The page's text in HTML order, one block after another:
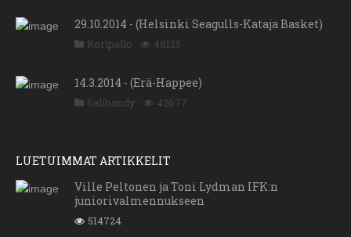
29.10.2014 - (Helsinki Seagulls-Kataja Basket)
Koripallo 48125
14.3.2014 - (Erä-Happee)
Salibandy 42677
LUETUIMMAT ARTIKKELIT
Ville Peltonen ja Toni Lydman IFK:n
juniorivalmennukseen
514724